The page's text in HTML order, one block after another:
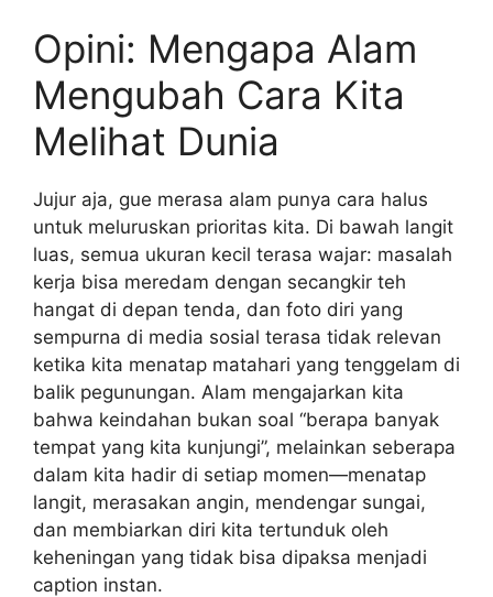
Opini: Mengapa Alam
Mengubah Cara Kita
Melihat Dunia
Jujur aja, gue merasa alam punya cara halus
untuk meluruskan prioritas kita. Di bawah langit
luas, semua ukuran kecil terasa wajar: masalah
kerja bisa meredam dengan secangkir teh
hangat di depan tenda, dan foto diri yang
sempurna di media sosial terasa tidak relevan
ketika kita menatap matahari yang tenggelam di
balik pegunungan. Alam mengajarkan kita
bahwa keindahan bukan soal “berapa banyak
tempat yang kita kunjungi”, melainkan seberapa
dalam kita hadir di setiap momen—menatap
langit, merasakan angin, mendengar sungai,
dan membiarkan diri kita tertunduk oleh
keheningan yang tidak bisa dipaksa menjadi
caption instan.